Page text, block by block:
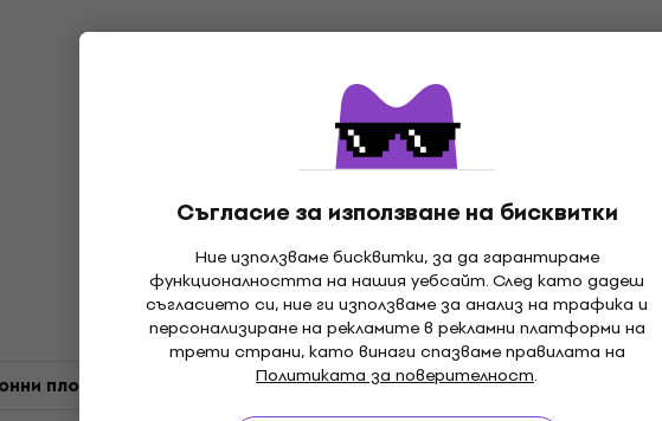
Съгласие за използване на бисквитки
Ние използваме бисквитки, за да гарантираме
функционалността на нашия уебсайт. След като дадеш
съгласието си, ние ги използваме за анализ на трафика и
персонализиране на рекламите в рекламни платформи на
трети страни, като винаги спазваме правилата на
Политиката за поверителност.
плочи